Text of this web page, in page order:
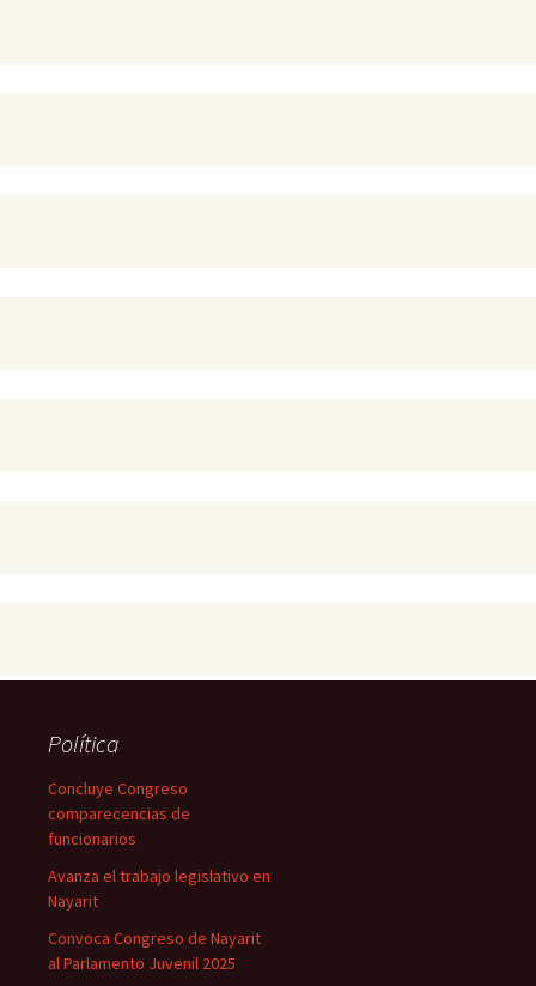
Política
Concluye Congreso
comparecencias de
funcionarios
Avanza el trabajo legislativo en
Nayarit
Convoca Congreso de Nayarit
al Parlamento Juvenil 2025